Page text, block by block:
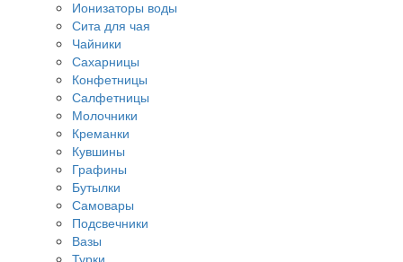
Ионизаторы воды
Сита для чая
Чайники
Сахарницы
Конфетницы
Салфетницы
Молочники
Креманки
Кувшины
Графины
Бутылки
Самовары
Подсвечники
Вазы
Турки